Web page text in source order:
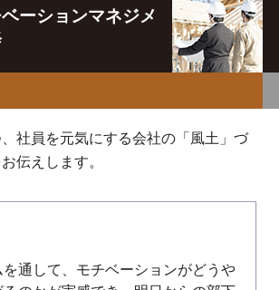
ーションマネジメ
社員を元気にする会社の「風土」づ
伝えします。
通して、モチベーションがどうや